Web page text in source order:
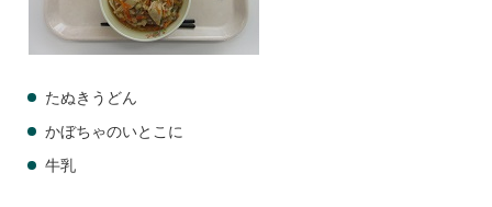
たぬきうどん
かぼちゃのいとこに
牛乳